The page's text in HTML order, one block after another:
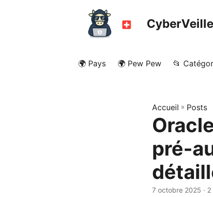
CyberVeille
🌍 Pays 🌍 Pew Pew 📂
Accueil » Posts
7 octobre 2025 ·